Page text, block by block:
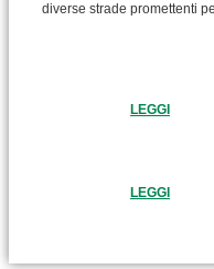
diverse strade promettenti
LEGGI
LEGGI